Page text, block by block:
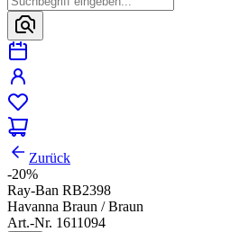
Zurück
-20%
Ray-Ban RB2398
Havanna Braun / Braun
Art.-Nr. 1611094